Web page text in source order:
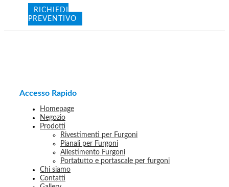
RICHIEDI
PREVENTIVO
Accesso Rapido
Homepage
Negozio
Prodotti
Rivestimenti per Furgoni
Pianali per Furgoni
Allestimento Furgoni
Portatutto e portascale per furgoni
Chi siamo
Contatti